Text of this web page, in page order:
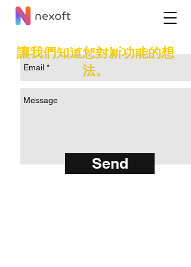
讓我們知道您對新功能的想
法。
Contact Us
Send